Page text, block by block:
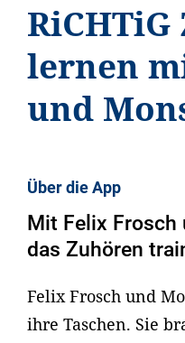
lernen
und
Über die App
Mit Felix
das Zuhören
Felix Frosch und
ihre Taschen. Sie